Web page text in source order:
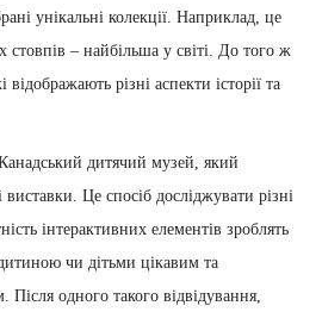
унікальні колекції. Наприклад, це
стовпів – найбільша у світі. До того ж
відображають різні аспекти історії та
дитячий музей, який
Це спосіб досліджувати різні
інтерактивних елементів зроблять
чи дітьми цікавим та
Після одного такого відвідування,